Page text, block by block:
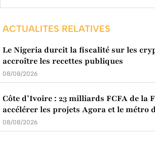
ACTUALITES RELATIVES
Le Nigeria durcit la fiscalité sur les
accroître les recettes publiques
08/08/2026
Côte d’Ivoire : 23 milliards FCFA de la
accélérer les projets Agora et le métro
08/08/2026